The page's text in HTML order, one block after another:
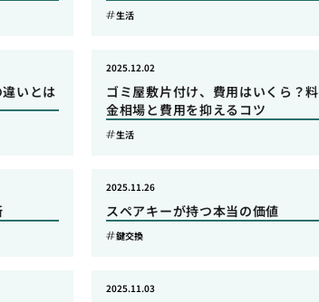
生活
いとは
ゴミ屋敷片付け、費用はいくら？料
金相場と費用を抑えるコツ
2025.12.02
生活
スペアキーが持つ本当の価値
2025.11.26
鍵交換
2025.11.03